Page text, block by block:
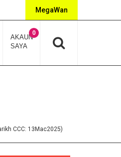
MegaWan
AKAUN
SAYA
0
CCC: 13Mac2025)